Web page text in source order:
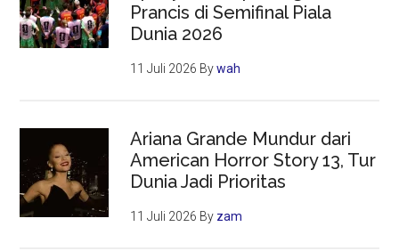
Prancis di Semifinal Piala
Dunia 2026
11 Juli 2026 Bywah
Ariana Grande Mundur dari
American Horror Story 13, Tur
Dunia Jadi Prioritas
11 Juli 2026 By zam